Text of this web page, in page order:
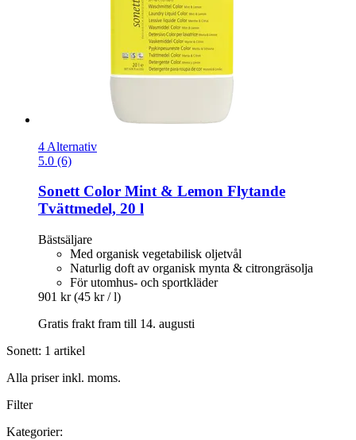
4 Alternativ
5.0 (6)
SonettColor Mint & Lemon Flytande
Tvättmedel, 20 l
Bästsäljare
Med organisk vegetabilisk oljetvål
Naturlig doft av organisk mynta & citrongräsolja
För utomhus- och sportkläder
901 kr (45 kr / l)
Gratis frakt fram till 14. augusti
Sonett: 1 artikel
Alla priser inkl. moms.
Filter
Kategorier: